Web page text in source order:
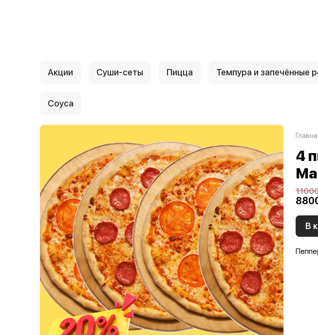
Акции Суши-сеты Пицца Темпура и запечённые
Соуса
4
В